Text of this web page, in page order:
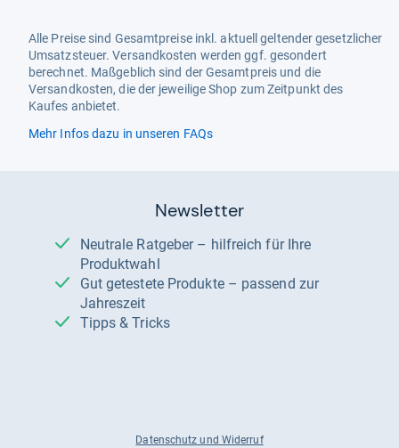
Alle Preise sind Gesamtpreise inkl. aktuell geltender gesetzlicher
Umsatzsteuer. Versandkosten werden ggf. gesondert
berechnet. Maßgeblich sind der Gesamtpreis und die
Versandkosten, die der jeweilige Shop zum Zeitpunkt des
Kaufes anbietet.
Mehr Infos dazu in unseren FAQs
Newsletter
Neutrale Ratgeber – hilfreich für Ihre
Produktwahl
Gut getestete Produkte – passend zur
Jahreszeit
Tipps & Tricks
Datenschutz und Widerruf